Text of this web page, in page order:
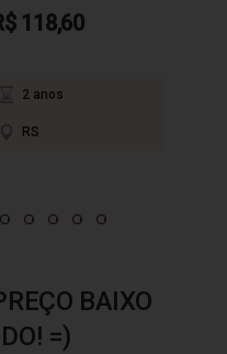
118,60
2 anos
RS
BAIXO
=)